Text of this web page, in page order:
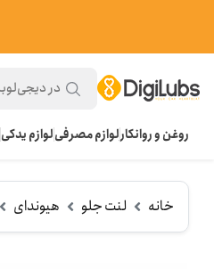
روغن و روانکارلوازم مصرفیلوازم یدکی
خانه لنت جلو هیوندای